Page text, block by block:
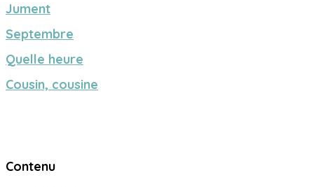
Jument
Septembre
Quelle heure
Cousin, cousine
Contenu